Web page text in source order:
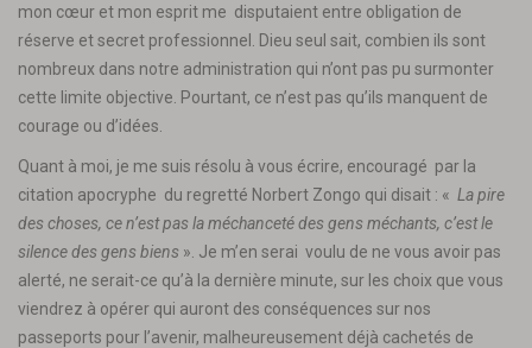
mon cœur et mon esprit me disputaient entre obligation de
réserve et secret professionnel. Dieu seul sait, combien ils sont
nombreux dans notre administration qui n’ont pas pu surmonter
cette limite objective. Pourtant, ce n’est pas qu’ils manquent de
courage ou d’idées.
Quant à moi, je me suis résolu à vous écrire, encouragé par la
citation apocryphe du regretté Norbert Zongo qui disait : « La pire
des choses, ce n’est pas la méchanceté des gens méchants, c’est le
silence des gens biens ». Je m’en serai voulu de ne vous avoir pas
alerté, ne serait-ce qu’à la dernière minute, sur les choix que vous
viendrez à opérer qui auront des conséquences sur nos
passeports pour l’avenir, malheureusement déjà cachetés de